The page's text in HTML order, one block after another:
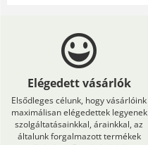
Elégedett vásárlók
Elsődleges célunk, hogy vásárlóink
maximálisan elégedettek legyenek
szolgáltatásainkkal, árainkkal, az
általunk forgalmazott termékek